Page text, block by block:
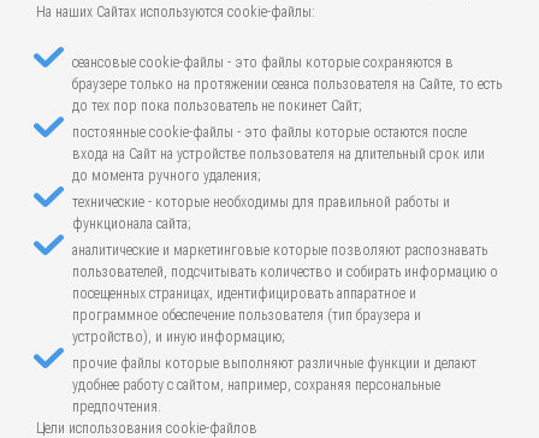
На наших Сайтах используются cookie-файлы:
сеансовые cookie-файлы - это файлы которые сохраняются в
браузере только на протяжении сеанса пользователя на Сайте, то есть
до тех пор пока пользователь не покинет Сайт;
постоянные cookie-файлы - это файлы которые остаются после
входа на Сайт на устройстве пользователя на длительный срок или
до момента ручного удаления;
технические - которые необходимы для правильной работы и
функционала сайта;
аналитические и маркетинговые которые позволяют распознавать
пользователей, подсчитывать количество и собирать информацию о
посещенных страницах, идентифицировать аппаратное и
программное обеспечение пользователя (тип браузера и
устройство), и иную информацию;
прочие файлы которые выполняют различные функции и делают
удобнее работу с сайтом, например, сохраняя персональные
предпочтения.
Цели использования cookie-файлов